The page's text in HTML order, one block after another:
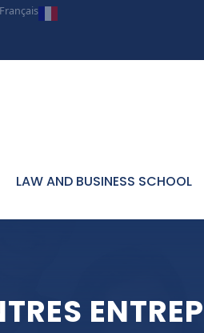
Français
LAW AND BUSINESS SCHOOL